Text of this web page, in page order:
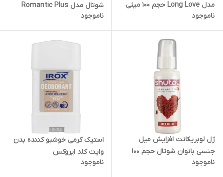
مدل Long Love حجم 100 میلی
لیتر
ناموجود
شوتال مدل Romantic Plus
حجم 100 میلی لیتر
ناموجود
ژل لوبریکانت افزایش میل
جنسی بانوان شوتال حجم 100
میلی لیتر
ناموجود
استیک کرمی خوشبو کننده بدن
وایت کلد ایروکس
ناموجود